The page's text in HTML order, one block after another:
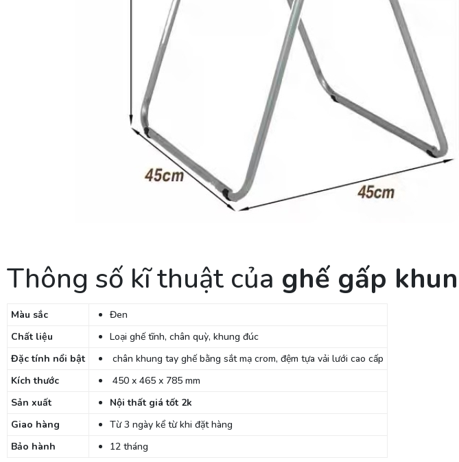
Thông số kĩ thuật của ghế gấp
Màu sắc
Đen
Chất liệu
Loại ghế tĩnh, chân quỳ, khung đúc
Đặc tính nổi bật
chân khung tay ghế bằng sắt mạ crom, đệm tựa vải lưới cao cấp
Kích thước
450 x 465 x 785 mm
Sản xuất
Nội thất giá tốt 2k
Giao hàng
Từ 3 ngày kể từ khi đặt hàng
Bảo hành
12 tháng